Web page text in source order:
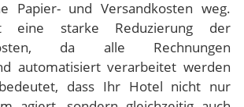
Papier- und Versandkosten weg.
eine starke Reduzierung der
da alle Rechnungen
automatisiert verarbeitet werden
dass Ihr Hotel nicht nur